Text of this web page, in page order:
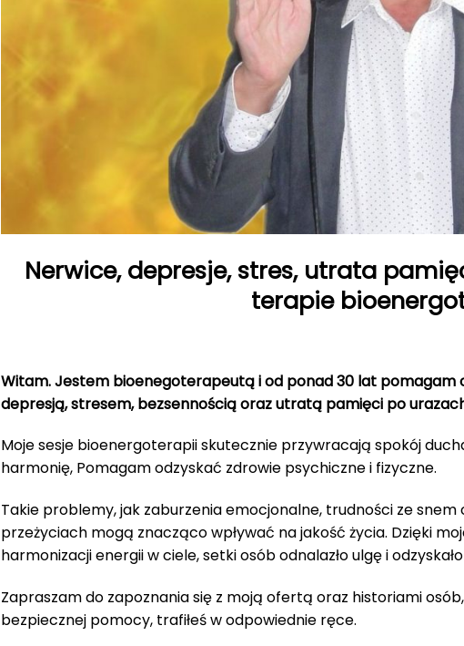
Nerwice, depresje, stres, utrata
terapie
Witam. Jestem bioenegoterapeutą i od ponad 30 lat pomagam
depresją, stresem, bezsennością oraz utratą pamięci po
Moje sesje bioenergoterapii skutecznie przywracają spokój
harmonię, Pomagam odzyskać zdrowie psychiczne i fizyczne.
Takie problemy, jak zaburzenia emocjonalne, trudności ze
przeżyciach mogą znacząco wpływać na jakość życia. Dzięki
harmonizacji energii w ciele, setki osób odnalazło ulgę i odzyskało
Zapraszam do zapoznania się z moją ofertą oraz historiami
bezpiecznej pomocy, trafiłeś w odpowiednie ręce.